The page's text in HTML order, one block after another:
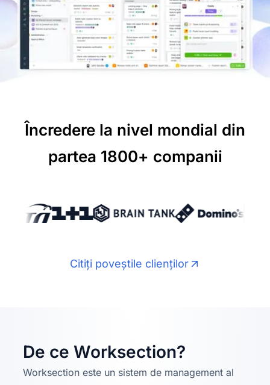
Încredere la nivel mondial din
partea 1800+ companii
Citiți poveștile clienților
De ce Worksection?
Worksection este un sistem de management al